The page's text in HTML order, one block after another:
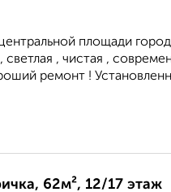
площади
светлая , чистая ,
ремонт !
62м², 12/17 этаж